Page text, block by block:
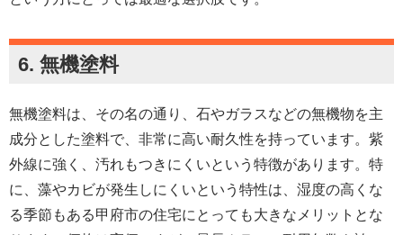
6. 無機塗料
無機塗料は、その名の通り、石やガラスなどの無機物を主
成分とした塗料で、非常に高い耐久性を持っています。紫
外線に強く、汚れもつきにくいという特徴があります。特
に、藻やカビが発生しにくいという特性は、湿度の高くな
る季節もある甲府市の住宅にとっても大きなメリットとな